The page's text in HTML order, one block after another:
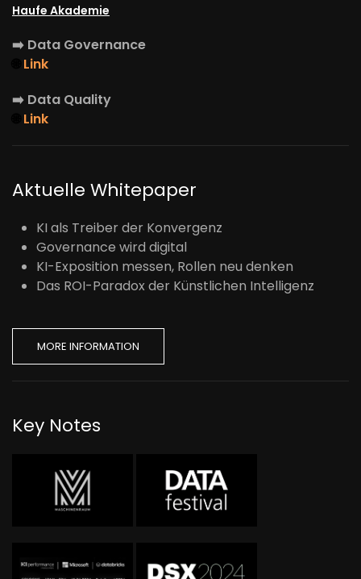
Haufe Akademie
➡️ Data Governance
Link
➡️ Data Quality
Link
Aktuelle Whitepaper
KI als Treiber der Konvergenz
Governance wird digital
KI-Exposition messen, Rollen neu denken
Das ROI-Paradox der Künstlichen Intelligenz
MORE INFORMATION
Key Notes